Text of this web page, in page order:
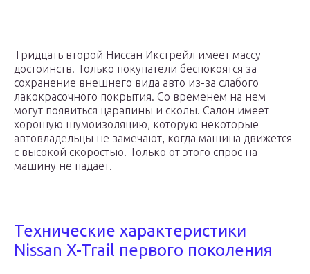
Тридцать второй Ниссан Икстрейл имеет массу
достоинств. Только покупатели беспокоятся за
сохранение внешнего вида авто из-за слабого
лакокрасочного покрытия. Со временем на нем
могут появиться царапины и сколы. Салон имеет
хорошую шумоизоляцию, которую некоторые
автовладельцы не замечают, когда машина движется
с высокой скоростью. Только от этого спрос на
машину не падает.
Технические характеристики
Nissan X-Trail первого поколения